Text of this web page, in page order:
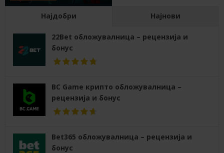
Најдобри Најнови
22Bet обложувалница – рецензија и
бонус
BC Game крипто обложувалница –
рецензија и бонус
Bet365 обложувалница – рецензија и
бонус